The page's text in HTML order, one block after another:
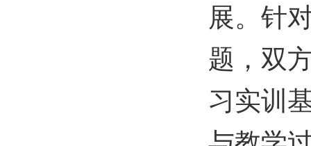
展。针
题，双
习实训